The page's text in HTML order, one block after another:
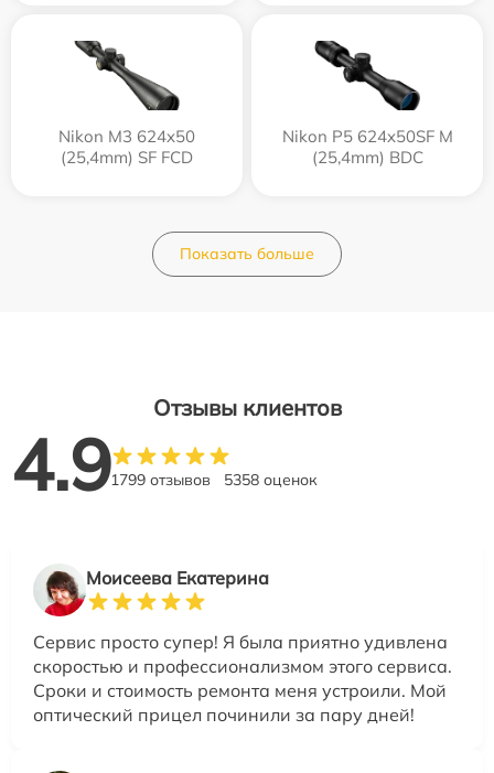
Nikon M3 624x50
(25,4mm) SF FCD
Nikon P5 624x50SF M
(25,4mm) BDC
Показать больше
Отзывы клиентов
4.91799 отзывов 5358 оценок
Моисеева Екатерина
Сервис просто супер! Я была приятно удивлена
скоростью и профессионализмом этого сервиса.
Сроки и стоимость ремонта меня устроили. Мой
оптический прицел починили за пару дней!